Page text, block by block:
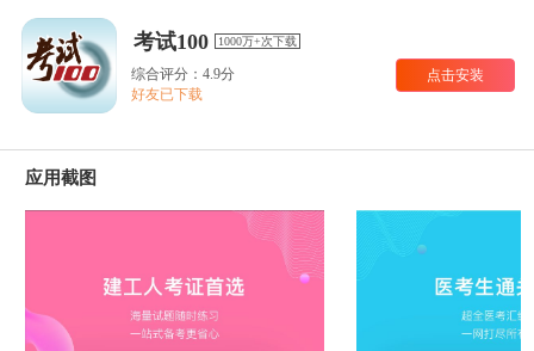
考试100 1000万+次下载
综合评分：4.9分
好友已下载
点击安装
应用截图